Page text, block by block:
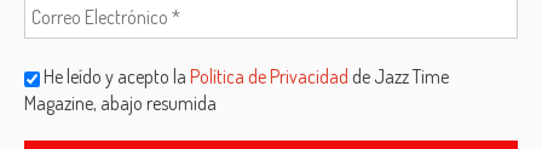
He leído y acepto laPolítica de Privacidad de Jazz Time
Magazine, abajo resumida